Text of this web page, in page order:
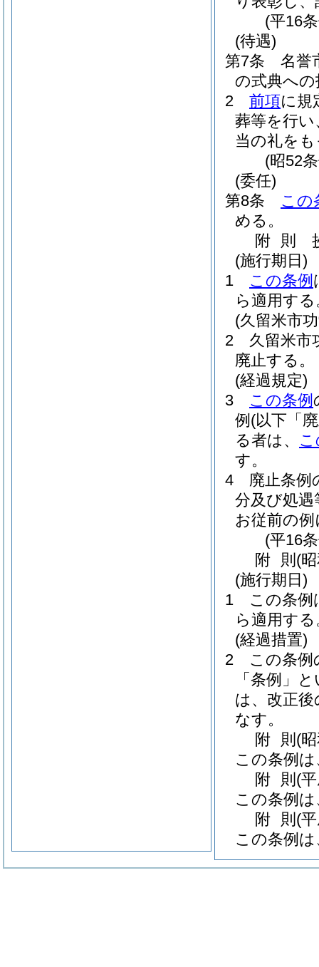
(平16
(待遇)
第7条
名誉
の式典へ
2
前項に規
葬等を行
当の礼を
(昭52
(委任)
第8条
この
める。
附 則
(施行期日)
1
この条例
ら適用する
(久留米市
2
久留米市
廃止する。
(経過規定)
3
この条例
例 (以下「
る者は、
す。
4
廃止条例
分及び処
お従前の
(平16
附 則 (
(施行期日)
1
この条例
ら適用する
(経過措置)
2
この条例
「条例」
は、改正
なす。
附 則 (
この条例
附 則 (
この条例
附 則 (
この条例